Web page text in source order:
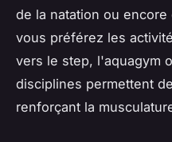
de la natation ou
vous préférez les
vers le step, l'aquagym
disciplines permettent
renforçant la